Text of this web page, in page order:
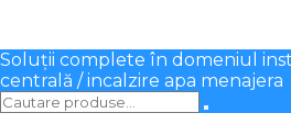
Soluții complete în domeniul
centrală / incalzire apa menajera